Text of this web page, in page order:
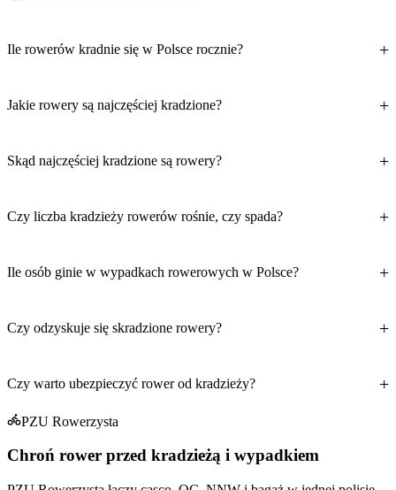
Ile rowerów kradnie się w Polsce rocznie?
Jakie rowery są najczęściej kradzione?
Skąd najczęściej kradzione są rowery?
Czy liczba kradzieży rowerów rośnie, czy spada?
Ile osób ginie w wypadkach rowerowych w Polsce?
Czy odzyskuje się skradzione rowery?
Czy warto ubezpieczyć rower od kradzieży?
PZU Rowerzysta
Chroń rower przed kradzieżą i wypadkiem